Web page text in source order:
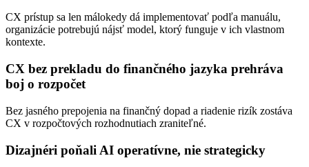
CX prístup sa len málokedy dá implementovať podľa manuálu,
organizácie potrebujú nájsť model, ktorý funguje v ich vlastnom
kontexte.
CX bez prekladu do finančného jazyka prehráva
boj o rozpočet
Bez jasného prepojenia na finančný dopad a riadenie rizík zostáva
CX v rozpočtových rozhodnutiach zraniteľné.
Dizajnéri poňali AI operatívne, nie strategicky